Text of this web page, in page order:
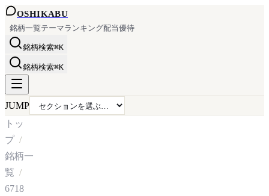
OSHIKABU
銘柄一覧テーマランキング配当優待
銘柄検索⌘K
銘柄検索⌘K
JUMP
トッ
プ
銘柄一
覧
6718